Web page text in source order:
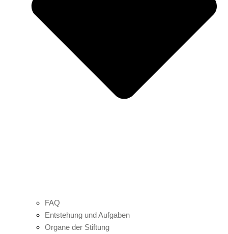
FAQ
Entstehung und Aufgaben
Organe der Stiftung